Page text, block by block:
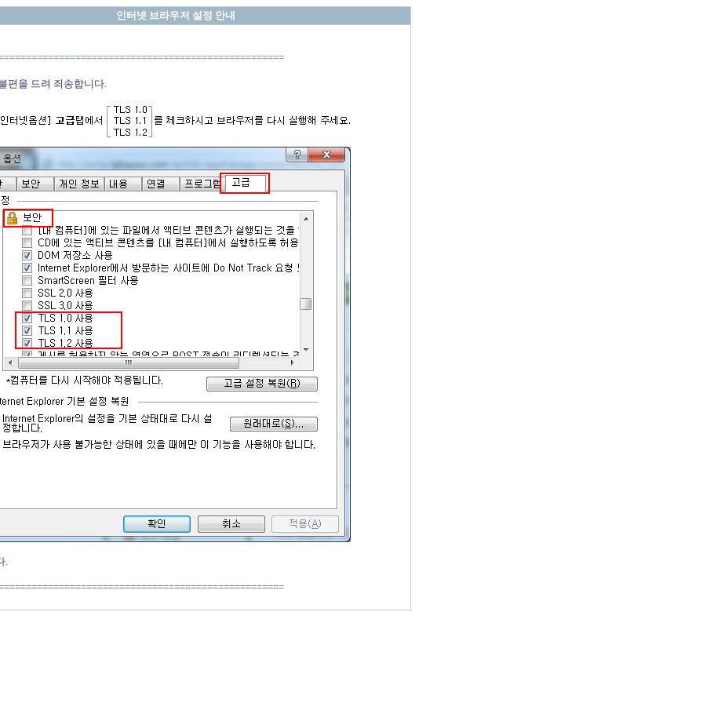
인터넷 브라우저 설정 안내
편을 드려 죄송합니다.
.